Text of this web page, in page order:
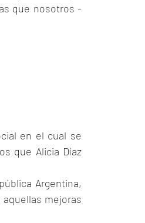
que nosotros -
en el cual se
que Alicia Díaz
Argentina,
mejoras